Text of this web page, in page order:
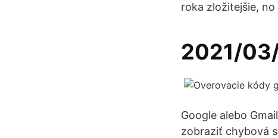
roka zložitejšie, no
2021/
Google alebo
zobraziť chybová